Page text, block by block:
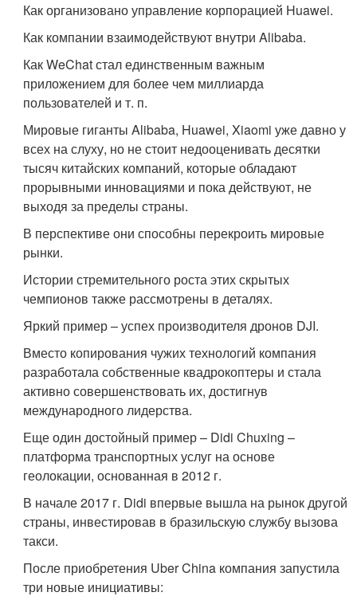
Как организовано управление корпорацией Huawei.
Как компании взаимодействуют внутри Alibaba.
Как WeChat стал единственным важным
приложением для более чем миллиарда
пользователей и т. п.
Мировые гиганты Alibaba, Huawei, Xiaomi уже давно у
всех на слуху, но не стоит недооценивать десятки
тысяч китайских компаний, которые обладают
прорывными инновациями и пока действуют, не
выходя за пределы страны.
В перспективе они способны перекроить мировые
рынки.
Истории стремительного роста этих скрытых
чемпионов также рассмотрены в деталях.
Яркий пример – успех производителя дронов DJI.
Вместо копирования чужих технологий компания
разработала собственные квадрокоптеры и стала
активно совершенствовать их, достигнув
международного лидерства.
Еще один достойный пример – Didi Chuxing –
платформа транспортных услуг на основе
геолокации, основанная в 2012 г.
В начале 2017 г. Didi впервые вышла на рынок другой
страны, инвестировав в бразильскую службу вызова
такси.
После приобретения Uber China компания запустила
три новые инициативы: